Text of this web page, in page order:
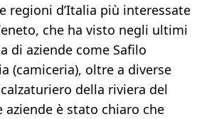
regioni d’Italia più interessate
che ha visto negli ultimi
di aziende come Safilo
(camiceria), oltre a diverse
della riviera del
aziende è stato chiaro che